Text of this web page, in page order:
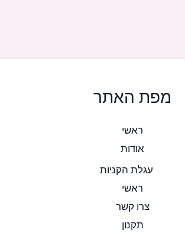
מפת האתר
ראשי
אודות
עגלת הקניות
ראשי
צרו קשר
תקנון